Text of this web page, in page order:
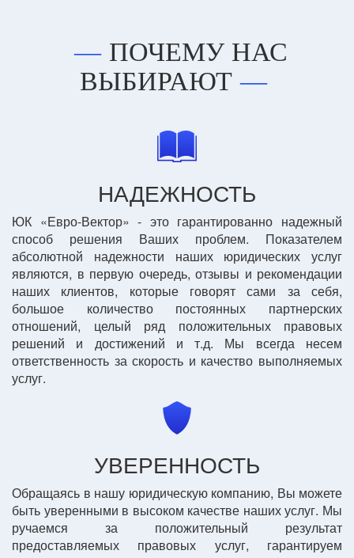
ПОЧЕМУ НАС
ВЫБИРАЮТ
НАДЕЖНОСТЬ
ЮК «Евро-Вектор» - это гарантированно надежный
способ решения Ваших проблем. Показателем
абсолютной надежности наших юридических услуг
являются, в первую очередь, отзывы и рекомендации
наших клиентов, которые говорят сами за себя,
большое количество постоянных партнерских
отношений, целый ряд положительных правовых
решений и достижений и т.д. Мы всегда несем
ответственность за скорость и качество выполняемых
услуг.
УВЕРЕННОСТЬ
Обращаясь в нашу юридическую компанию, Вы можете
быть уверенными в высоком качестве наших услуг. Мы
ручаемся за положительный результат
предоставляемых правовых услуг, гарантируем